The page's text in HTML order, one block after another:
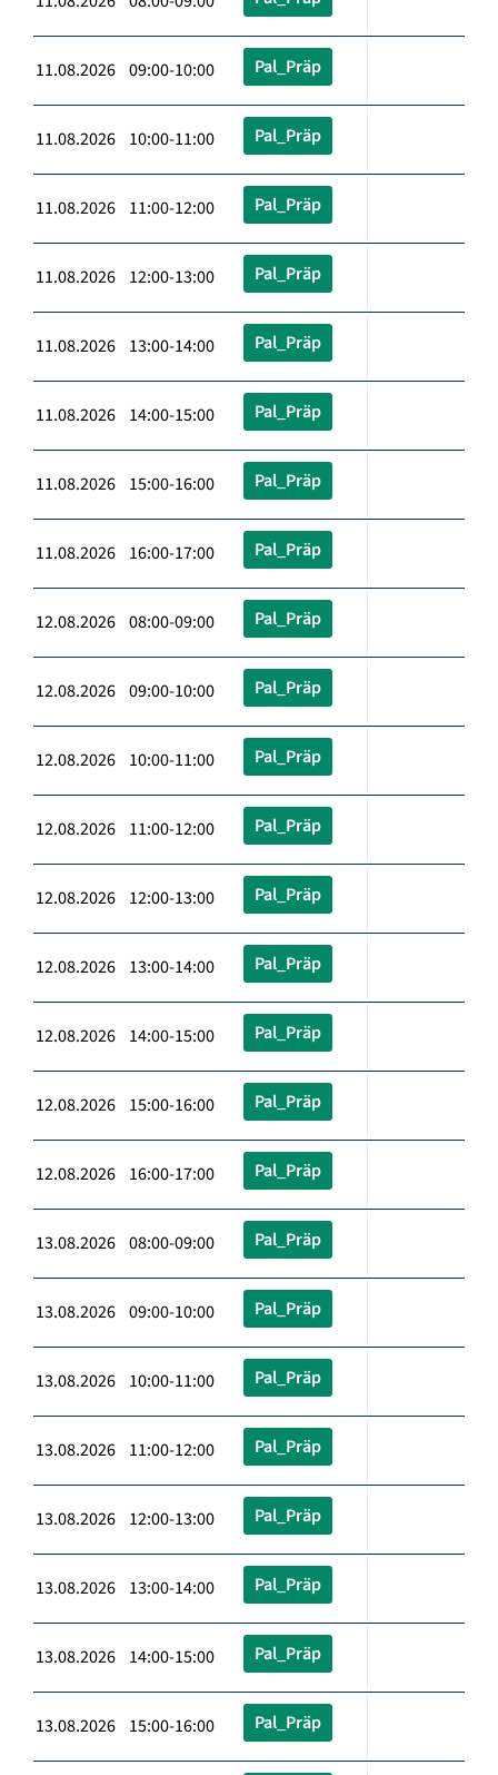
11.08.2026 09:00-10:00 Pal_Präp
11.08.2026 10:00-11:00 Pal_Präp
11.08.2026 11:00-12:00 Pal_Präp
11.08.2026 12:00-13:00 Pal_Präp
11.08.2026 13:00-14:00 Pal_Präp
11.08.2026 14:00-15:00 Pal_Präp
11.08.2026 15:00-16:00 Pal_Präp
11.08.2026 16:00-17:00 Pal_Präp
12.08.2026 08:00-09:00 Pal_Präp
12.08.2026 09:00-10:00 Pal_Präp
12.08.2026 10:00-11:00 Pal_Präp
12.08.2026 11:00-12:00 Pal_Präp
12.08.2026 12:00-13:00 Pal_Präp
12.08.2026 13:00-14:00 Pal_Präp
12.08.2026 14:00-15:00 Pal_Präp
12.08.2026 15:00-16:00 Pal_Präp
12.08.2026 16:00-17:00 Pal_Präp
13.08.2026 08:00-09:00 Pal_Präp
13.08.2026 09:00-10:00 Pal_Präp
13.08.2026 10:00-11:00 Pal_Präp
13.08.2026 11:00-12:00 Pal_Präp
13.08.2026 12:00-13:00 Pal_Präp
13.08.2026 13:00-14:00 Pal_Präp
13.08.2026 14:00-15:00 Pal_Präp
13.08.2026 15:00-16:00 Pal_Präp